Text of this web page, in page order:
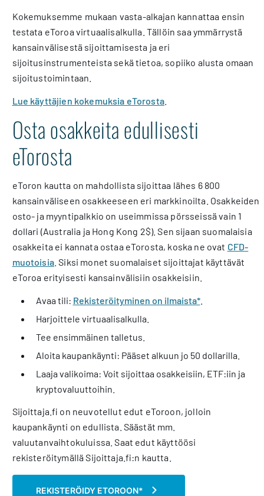
Kokemuksemme mukaan vasta-alkajan kannattaa ensin
testata eToroa virtuaalisalkulla. Tällöin saa ymmärrystä
kansainvälisestä sijoittamisesta ja eri
sijoitusinstrumenteista sekä tietoa, sopiiko alusta omaan
sijoitustoimintaan.
Lue käyttäjien kokemuksia eTorosta.
Osta osakkeita edullisesti
eTorosta
eToron kautta on mahdollista sijoittaa lähes 6 800
kansainväliseen osakkeeseen eri markkinoilta. Osakkeiden
osto- ja myyntipalkkio on useimmissa pörsseissä vain 1
dollari (Australia ja Hong Kong 2$). Sen sijaan suomalaisia
osakkeita ei kannata ostaa eTorosta, koska ne ovat CFD-
muotoisia. Siksi monet suomalaiset sijoittajat käyttävät
eToroa erityisesti kansainvälisiin osakkeisiin.
Avaa tili: Rekisteröityminen on ilmaista*.
Harjoittele virtuaalisalkulla.
Tee ensimmäinen talletus.
Aloita kaupankäynti: Pääset alkuun jo 50 dollarilla.
Laaja valikoima: Voit sijoittaa osakkeisiin, ETF:iin ja
kryptovaluuttoihin.
Sijoittaja.fi on neuvotellut edut eToroon, jolloin
kaupankäynti on edullista. Säästät mm.
valuutanvaihtokuluissa. Saat edut käyttöösi
rekisteröitymällä Sijoittaja.fi:n kautta.
REKISTERÖIDY ETOROON*